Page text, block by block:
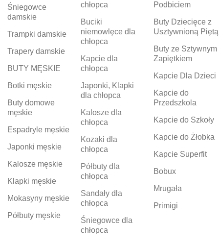
Śniegowce
damskie
Trampki damskie
Trapery damskie
BUTY MĘSKIE
Botki męskie
Buty domowe
męskie
Espadryle męskie
Japonki męskie
Kalosze męskie
Klapki męskie
Mokasyny męskie
Półbuty męskie
chłopca
Buciki
niemowlęce dla
chłopca
Kapcie dla
chłopca
Japonki, Klapki
dla chłopca
Kalosze dla
chłopca
Kozaki dla
chłopca
Półbuty dla
chłopca
Sandały dla
chłopca
Śniegowce dla
chłopca
Podbiciem
Buty Dziecięce z
Usztywnioną Piętą
Buty ze Sztywnym
Zapiętkiem
Kapcie Dla Dzieci
Kapcie do
Przedszkola
Kapcie do Szkoły
Kapcie do Żłobka
Kapcie Superfit
Bobux
Mrugała
Primigi